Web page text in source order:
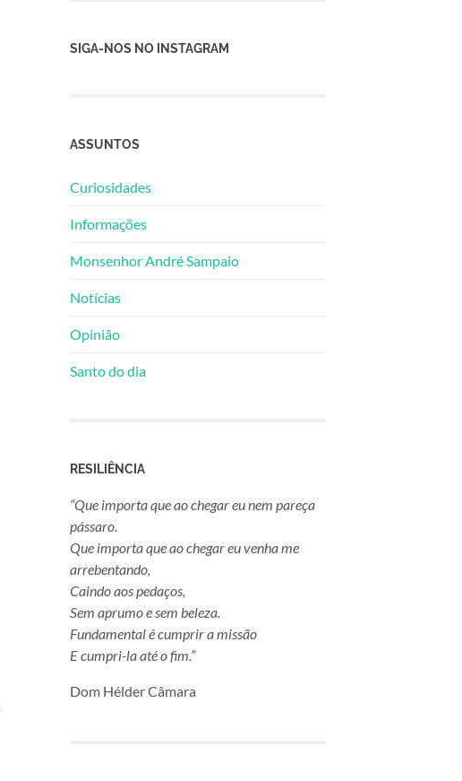
SIGA-NOS NO INSTAGRAM
ASSUNTOS
Curiosidades
Informações
Monsenhor André Sampaio
Notícias
Opinião
Santo do dia
RESILIÊNCIA
“Que importa que ao chegar eu nem pareça
pássaro.
Que importa que ao chegar eu venha me
arrebentando,
Caindo aos pedaços,
Sem aprumo e sem beleza.
Fundamental é cumprir a missão
E cumpri-la até o fim.”
Dom Hélder Câmara